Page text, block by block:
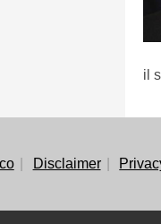
il
Disclaimer